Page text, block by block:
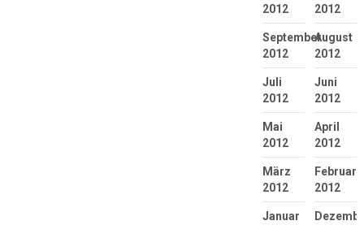
2012
2012
September
2012
August
2012
Juli
2012
Juni
2012
Mai
2012
April
2012
März
2012
Februar
2012
Januar